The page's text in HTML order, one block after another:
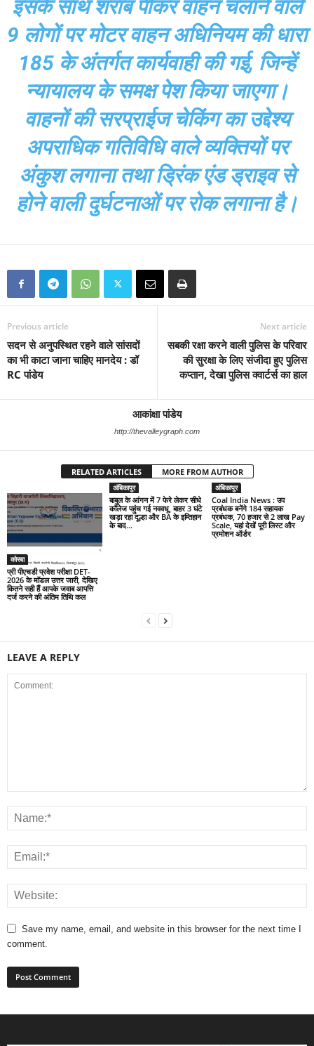
इसके साथ शराब पीकर वाहन चलाने वाले
9 लोगों पर मोटर वाहन अधिनियम की धारा
185 के अंतर्गत कार्यवाही की गई, जिन्हें
न्यायालय के समक्ष पेश किया जाएगा।
वाहनों की सरप्राईज चेकिंग का उद्देश्य
अपराधिक गतिविधि वाले व्यक्तियों पर
अंकुश लगाना तथा ड्रिंक एंड ड्राइव से
होने वाली दुर्घटनाओं पर रोक लगाना है।
Previous article
सदन से अनुपस्थित रहने वाले सांसदों
का भी काटा जाना चाहिए मानदेय : डॉ
RC पांडेय
Next article
सबकी रक्षा करने वाली पुलिस के परिवार
की सुरक्षा के लिए संजीदा हुए पुलिस
कप्तान, देखा पुलिस क्वार्टर्स का हाल
आकांक्षा पांडेय
http://thevalleygraph.com
RELATED ARTICLES MORE FROM AUTHOR
कोरबा
प्री पीएचडी प्रवेश परीक्षा DET-
2026 के मॉडल उत्तर जारी, देखिए
कितने सही हैं आपके जवाब आपत्ति
दर्ज करने की अंतिम तिथि कल
अंबिकापुर
बाबुल के आंगन में 7 फेरे लेकर सीधे
कॉलेज पहुंच गई नववधू, बाहर 3 घंटे
खड़ा रहा दूल्हा और BA के इम्तिहान
के बाद...
अंबिकापुर
Coal India News : उप
प्रबंधक बनेंगे 184 सहायक
प्रबंधक, 70 हजार से 2 लाख Pay
Scale, यहां देखें पूरी लिस्ट और
प्रमोशन ऑर्डर
LEAVE A REPLY
Save my name, email, and website in this browser for the next time I
comment.